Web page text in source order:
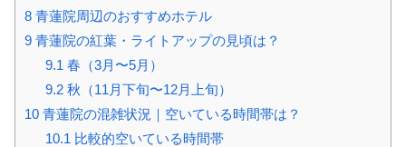
8 青蓮院周辺のおすすめホテル
9 青蓮院の紅葉・ライトアップの見頃は？
9.1 春（3月〜5月）
9.2秋（11月下旬〜12月上旬）
10 青蓮院の混雑状況｜空いている時間帯は？
10.1 比較的空いている時間帯